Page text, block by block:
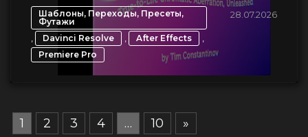
Шаблоны, Переходы, Пресеты,
Футажи
, Davinci Resolve , After Effects ,
Premiere Pro
28.07.2026
1 2 3 4 … 10 »